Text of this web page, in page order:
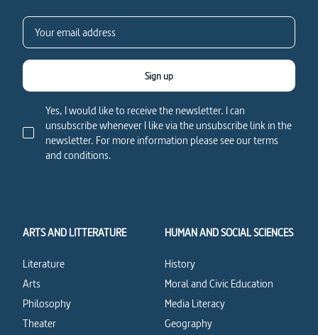
Yes, I would like to receive the newsletter. I can
unsubscribe whenever I like via the unsubscribe link in the
newsletter. For more information please see our terms
and conditions.
Sign up
ARTS AND LITTERATURE
Literature
Arts
Philosophy
Theater
HUMAN AND SOCIAL SCIENCES
History
Moral and Civic Education
Media Literacy
Geography